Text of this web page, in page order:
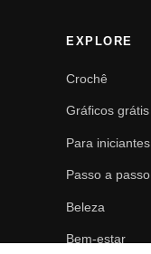
EXPLORE
Crochê
Gráficos grátis
Para iniciantes
Passo a passo
Beleza
Bem-estar